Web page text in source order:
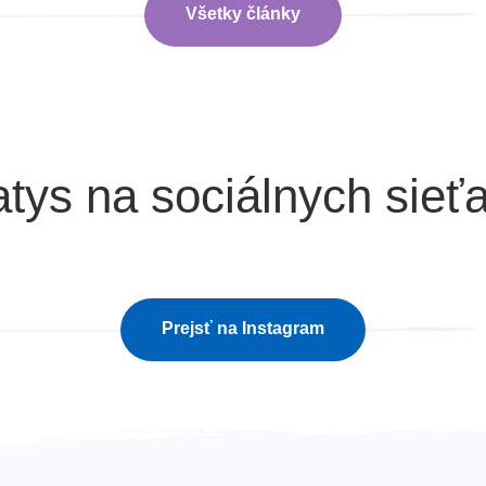
Všetky články
na sociálnych
Prejsť na Instagram